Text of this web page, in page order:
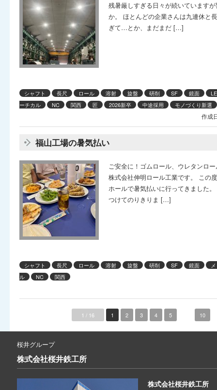
残暑厳しすぎる日々が続いています
か。 ほとんどの企業さんは九連休と
ぎて…とか、まだまだ […]
シャフト 長尺 ロール 溶射 旋盤 研削 SF 鏡面
ーチカル
NC 関西 匠 2026新卒 中途採用 モノづくり新選
作成
福山工場の暑気払い
ご安全に！ゴムロール、ウレタンロ
株式会社伸明ロール工業です。 この
ホールで暑気払いに行ってきました
つけてのりきりま […]
シャフト 長尺 ロール 溶射 旋盤 研削 SF 鏡面
ル
NC 関西
1 / 16 1 2 3 4 5 10
桜井グループ
株式会社桜井鉄工所
株式会社桜井鉄工所